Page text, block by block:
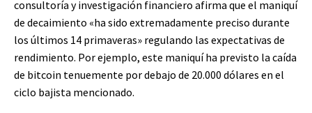
consultoría y investigación financiero afirma que el maniquí
de decaimiento «ha sido extremadamente preciso durante
los últimos 14 primaveras» regulando las expectativas de
rendimiento. Por ejemplo, este maniquí ha previsto la caída
de bitcoin tenuemente por debajo de 20.000 dólares en el
ciclo bajista mencionado.